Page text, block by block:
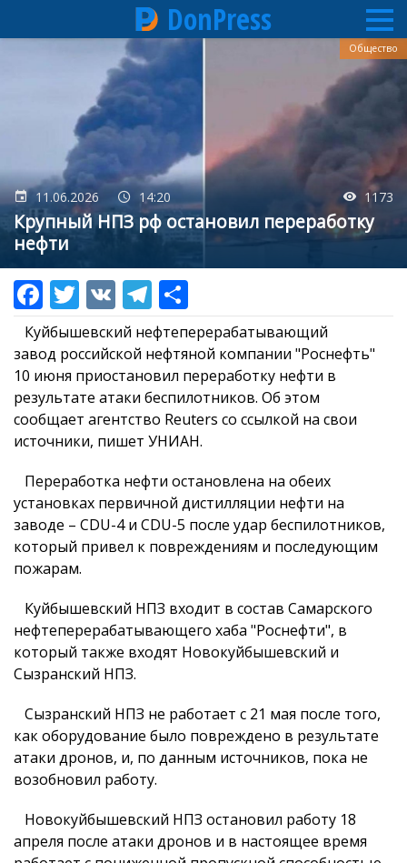
содержанию
DonPress
11.06.2026 14:20 1173
Крупный НПЗ рф остановил переработку
нефти
Общество
Куйбышевский нефтеперерабатывающий
завод российской нефтяной компании "Роснефть"
10 июня приостановил переработку нефти в
результате атаки беспилотников. Об этом
сообщает агентство Reuters со ссылкой на свои
источники, пишет УНИАН.
Переработка нефти остановлена на обеих
установках первичной дистилляции нефти на
заводе – CDU-4 и CDU-5 после удар беспилотников,
который привел к повреждениям и последующим
пожарам.
Куйбышевский НПЗ входит в состав Самарского
нефтеперерабатывающего хаба "Роснефти", в
который также входят Новокуйбышевский и
Сызранский НПЗ.
Сызранский НПЗ не работает с 21 мая после того,
как оборудование было повреждено в результате
атаки дронов, и, по данным источников, пока не
возобновил работу.
Новокуйбышевский НПЗ остановил работу 18
апреля после атаки дронов и в настоящее время